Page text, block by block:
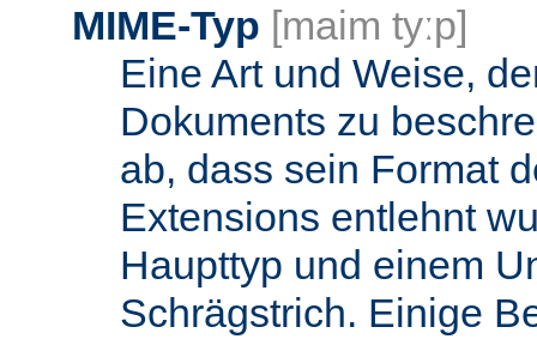
MIME-Typ [maim tyːp]
Eine Art und Weise,
Dokuments zu
ab, dass sein Format
Extensions entlehnt
Haupttyp und einem
Schrägstrich. Einige